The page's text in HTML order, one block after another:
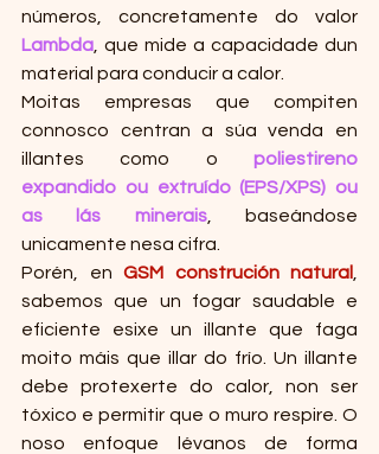
Lambda , que mide a capacidade dun
material para conducir a calor.
Moitas empresas que compiten
connosco centran a súa venda en
illantes como o poliestireno
expandido ou extruído (EPS/XPS) ou
as lás minerais, baseándose
unicamente nesa cifra.
Porén, en
GSM construción natural
sabemos que un fogar saudable e
eficiente esixe un illante que faga
moito máis que illar do frío. Un illante
debe protexerte do calor, non ser
tóxico e permitir que o muro respire. O
noso enfoque lévanos de forma